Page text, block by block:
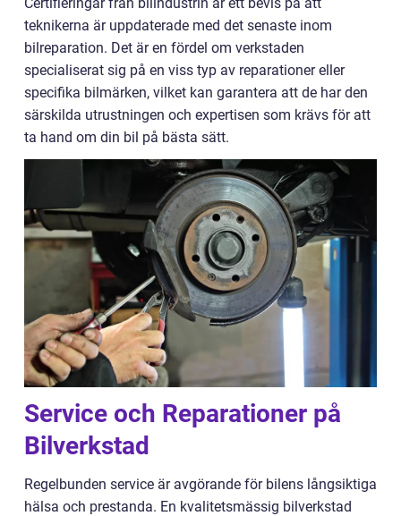
teknikerna är uppdaterade med det senaste inom
bilreparation. Det är en fördel om verkstaden
specialiserat sig på en viss typ av reparationer eller
specifika bilmärken, vilket kan garantera att de har den
särskilda utrustningen och expertisen som krävs för att
ta hand om din bil på bästa sätt.
Service och Reparationer på
Bilverkstad
Regelbunden service är avgörande för bilens långsiktiga
hälsa och prestanda. En kvalitetsmässig bilverkstad